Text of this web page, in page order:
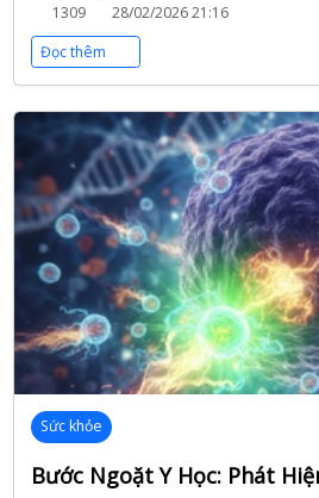
1309
28/02/2026 21:16
Đọc thêm
Sức khỏe